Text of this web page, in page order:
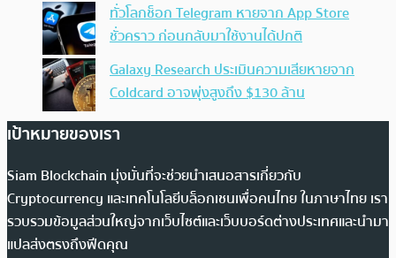
ทั่วโลกช็อก Telegram หายจาก App Store
ชั่วคราว ก่อนกลับมาใช้งานได้ปกติ
Galaxy Research ประเมินความเสียหายจาก
Coldcard อาจพุ่งสูงถึง $130 ล้าน
เป้าหมายของเรา
Siam Blockchain มุ่งมั่นที่จะช่วยนำเสนอสารเกี่ยวกับ
Cryptocurrency และเทคโนโลยีบล็อกเชนเพื่อคนไทย ในภาษาไทย เรา
รวบรวมข้อมูลส่วนใหญ่จากเว็บไซต์และเว็บบอร์ดต่างประเทศและนำมา
แปลส่งตรงถึงฟีดคุณ